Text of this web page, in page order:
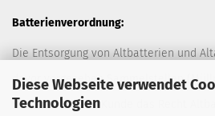
Diese Webseite verwendet
Technologien
Batterienverordnung:
Die Entsorgung von Altbatterien und
davor vorgesehen Sammelstellen
Weiteren hat der Kunde das Recht